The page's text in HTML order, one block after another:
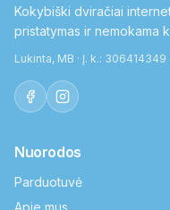
Kokybiški dviračiai
pristatymas ir nemokama
Lukinta, MB · Į. k.: 306414349
Nuorodos
Parduotuvė
Apie mus